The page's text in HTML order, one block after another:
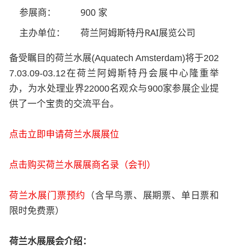
参展商：
900 家
主办单位：
荷兰阿姆斯特丹RAI展览公司
备受瞩目的荷兰水展(Aquatech Amsterdam)将于202
7.03.09-03.12在荷兰阿姆斯特丹会展中心隆重举
办，为水处理业界22000名观众与900家参展企业提
供了一个宝贵的交流平台。
点击立即申请荷兰水展展位
点击购买荷兰水展展商名录（会刊）
荷兰水展门票预约
（含早鸟票、展期票、单日票和
限时免费票）
荷兰水展展会介绍：